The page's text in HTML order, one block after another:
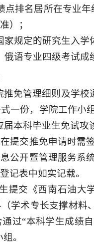
点排名居所在专业年
）；
家规定的研究生 入学
俄语专业四级考试成
推免管理细则及学校
一份，学院工作小
届本科毕业生免试
提交推免申请时需
公开暨管理服务系
记表中如实记载。
提交《西南石油大
学术专长支撑材
通过“本科学生成绩
。